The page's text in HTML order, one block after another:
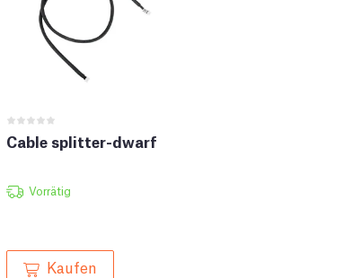
Cable splitter-dwarf
Vorrätig
Kaufen